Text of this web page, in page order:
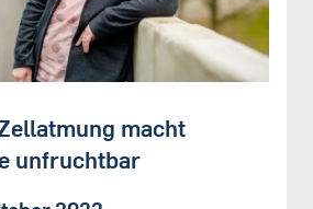
macht
unfruchtbar